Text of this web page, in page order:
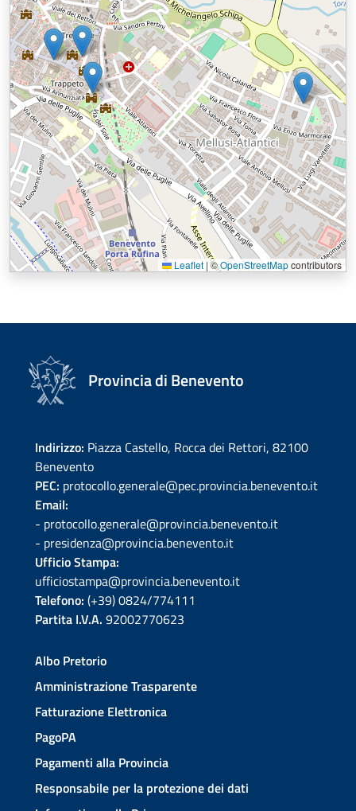
Leaflet |©OpenStreetMapcontributors
Provincia di Benevento
Indirizzo: Piazza Castello, Rocca dei Rettori, 82100
Benevento
PEC: protocollo.generale@pec.provincia.benevento.it
Email:
- protocollo.generale@provincia.benevento.it
- presidenza@provincia.benevento.it
Ufficio Stampa:
ufficiostampa@provincia.benevento.it
Telefono: (+39) 0824/774111
Partita I.V.A. 92002770623
Albo Pretorio
Amministrazione Trasparente
Fatturazione Elettronica
PagoPA
Pagamenti alla Provincia
Responsabile per la protezione dei dati